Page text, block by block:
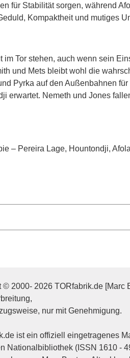
für Stabilität sorgen, während
Kompaktheit und mutiges
Tor stehen, auch wenn sein
und Mets bleibt wohl die
Pyrka auf den Außenbahnen
erwartet. Nemeth und Jones
– Pereira Lage, Hountondji,
© 2000- 2026 TORfabrik.de [Marc
nur mit Genehmigung.
ist ein offiziell eingetragenes
Nationalbibliothek (ISSN 1610 -